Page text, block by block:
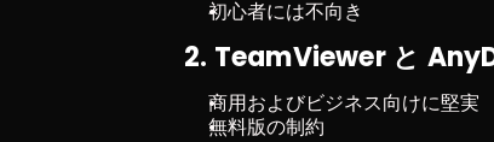
初心者には不向き
2. TeamViewer と
商用およびビジネス向けに堅実
無料版の制約